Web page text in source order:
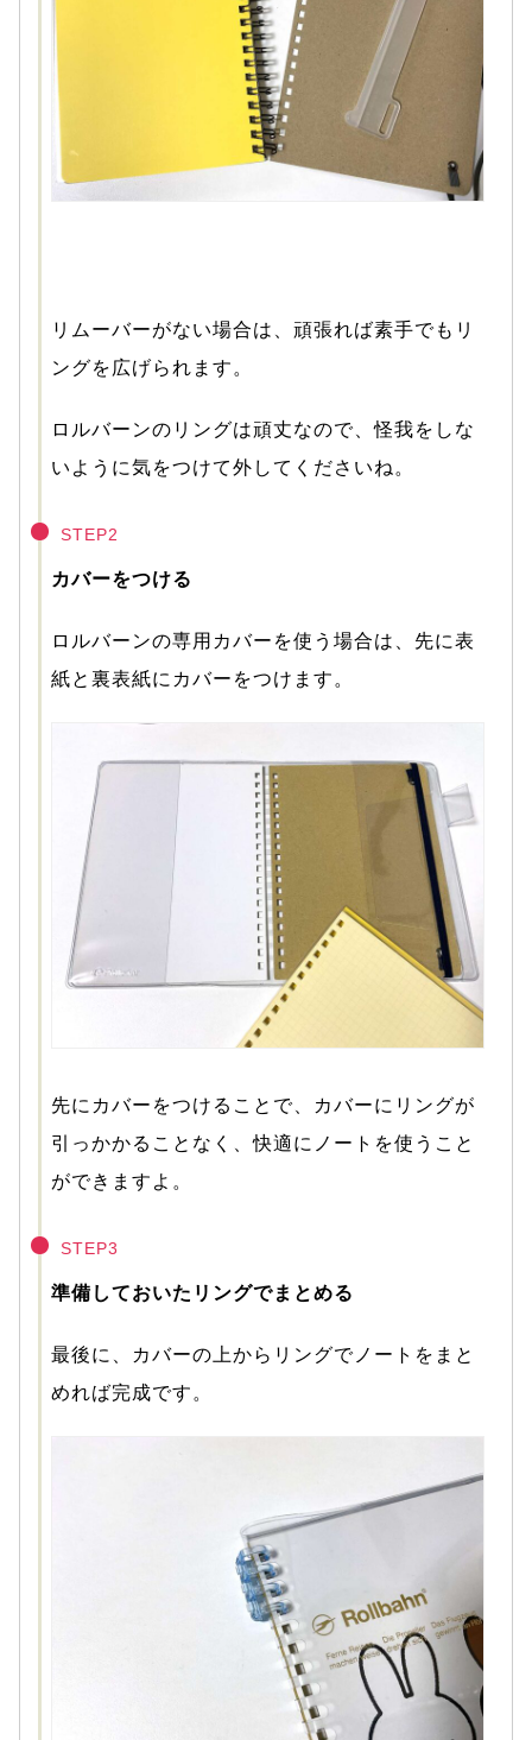
リムーバーがない場合は、頑張れば素手でもリ
ングを広げられます。
ロルバーンのリングは頑丈なので、怪我をしな
いように気をつけて外してくださいね。
STEP2
カバーをつける
ロルバーンの専用カバーを使う場合は、先に表
紙と裏表紙にカバーをつけます。
先にカバーをつけることで、カバーにリングが
引っかかることなく、快適にノートを使うこと
ができますよ。
STEP3
準備しておいたリングでまとめる
最後に、カバーの上からリングでノートをまと
めれば完成です。